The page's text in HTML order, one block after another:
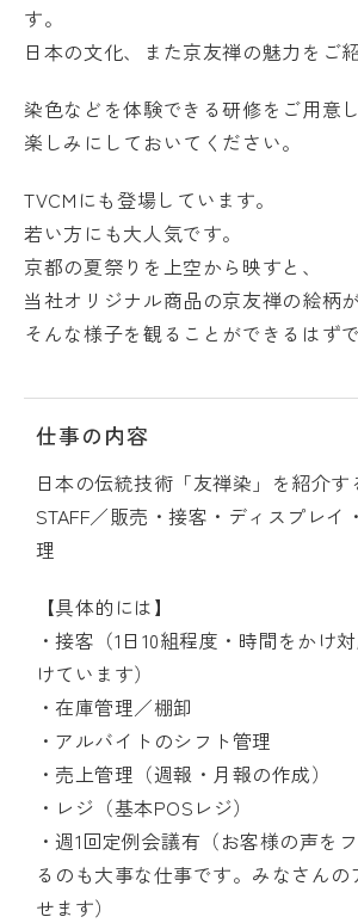
す。
日本の文化、また京友禅の魅力をご
染色などを体験できる研修をご用意
楽しみにしておいてください。
TVCMにも登場しています。
若い方にも大人気です。
京都の夏祭りを上空から映すと、
当社オリジナル商品の京友禅の絵柄が
そんな様子を観ることができるはずで
仕事の内容
日本の伝統技術「友禅染」を紹介
STAFF／販売・接客・ディスプレイ
理
【具体的には】
・接客（1日10組程度・時間をかけ
けています）
・在庫管理／棚卸
・アルバイトのシフト管理
・売上管理（週報・月報の作成）
・レジ（基本POSレジ）
・週1回定例会議有（お客様の声を
るのも大事な仕事です。みなさん
せます）